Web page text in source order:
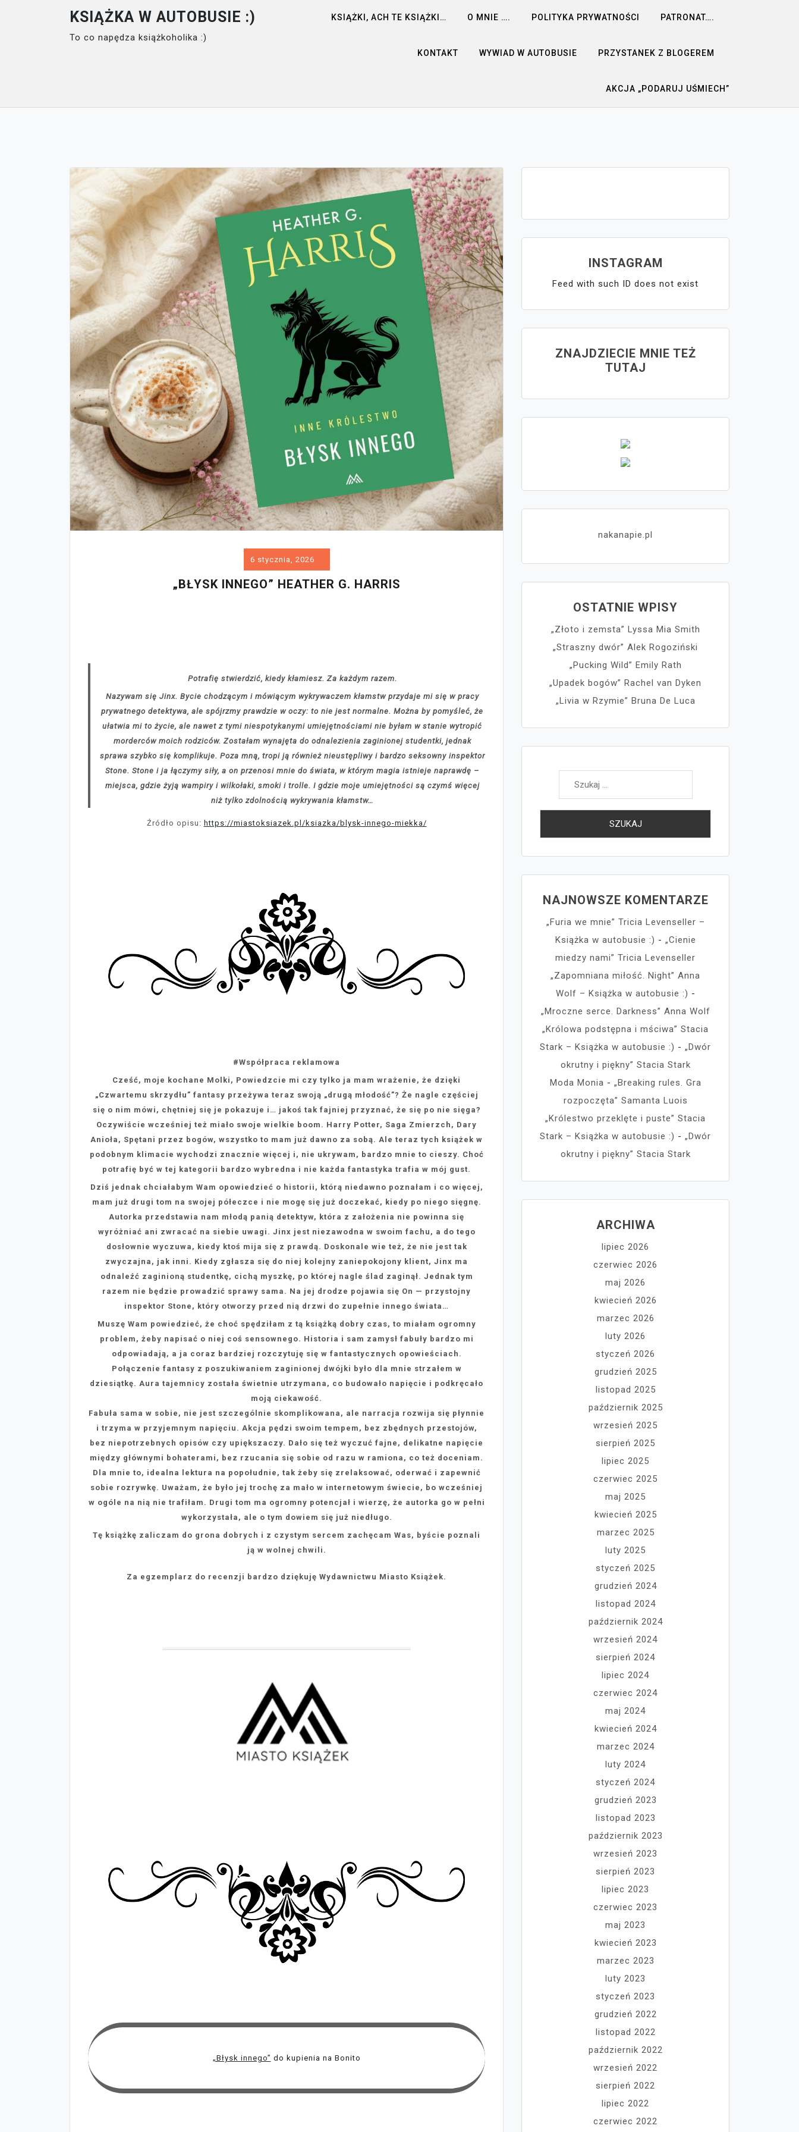
KSIĄŻKA W AUTOBUSIE :)
To co napędza książkoholika :)
KSIĄŻKI, ACH TE KSIĄŻKI… O MNIE …. POLITYKA PRYWATNOŚCI PATRONAT….
KONTAKT WYWIAD W AUTOBUSIE PRZYSTANEK Z BLOGEREM
AKCJA „PODARUJ UŚMIECH”
6 stycznia, 2026
„BŁYSK INNEGO” HEATHER G. HARRIS
Potrafię stwierdzić, kiedy kłamiesz. Za każdym razem.
Nazywam się Jinx. Bycie chodzącym i mówiącym wykrywaczem kłamstw przydaje mi się w pracy
prywatnego detektywa, ale spójrzmy prawdzie w oczy: to nie jest normalne. Można by pomyśleć, że
ułatwia mi to życie, ale nawet z tymi niespotykanymi umiejętnościami nie byłam w stanie wytropić
morderców moich rodziców. Zostałam wynajęta do odnalezienia zaginionej studentki, jednak
sprawa szybko się komplikuje. Poza mną, tropi ją również nieustępliwy i bardzo seksowny inspektor
Stone. Stone i ja łączymy siły, a on przenosi mnie do świata, w którym magia istnieje naprawdę –
miejsca, gdzie żyją wampiry i wilkołaki, smoki i trolle. I gdzie moje umiejętności są czymś więcej
niż tylko zdolnością wykrywania kłamstw…
Źródło opisu: https://miastoksiazek.pl/ksiazka/blysk-innego-miekka/
#Współpraca reklamowa
Cześć, moje kochane Molki, Powiedzcie mi czy tylko ja mam wrażenie, że dzięki
„Czwartemu skrzydłu” fantasy przeżywa teraz swoją „drugą młodość”? Że nagle częściej
się o nim mówi, chętniej się je pokazuje i… jakoś tak fajniej przyznać, że się po nie sięga?
Oczywiście wcześniej też miało swoje wielkie boom. Harry Potter, Saga Zmierzch, Dary
Anioła, Spętani przez bogów, wszystko to mam już dawno za sobą. Ale teraz tych książek w
podobnym klimacie wychodzi znacznie więcej i, nie ukrywam, bardzo mnie to cieszy. Choć
potrafię być w tej kategorii bardzo wybredna i nie każda fantastyka trafia w mój gust.
Dziś jednak chciałabym Wam opowiedzieć o historii, którą niedawno poznałam i co więcej,
mam już drugi tom na swojej półeczce i nie mogę się już doczekać, kiedy po niego sięgnę.
Autorka przedstawia nam młodą panią detektyw, która z założenia nie powinna się
wyróżniać ani zwracać na siebie uwagi. Jinx jest niezawodna w swoim fachu, a do tego
dosłownie wyczuwa, kiedy ktoś mija się z prawdą. Doskonale wie też, że nie jest tak
zwyczajna, jak inni. Kiedy zgłasza się do niej kolejny zaniepokojony klient, Jinx ma
odnaleźć zaginioną studentkę, cichą myszkę, po której nagle ślad zaginął. Jednak tym
razem nie będzie prowadzić sprawy sama. Na jej drodze pojawia się On — przystojny
inspektor Stone, który otworzy przed nią drzwi do zupełnie innego świata…
Muszę Wam powiedzieć, że choć spędziłam z tą książką dobry czas, to miałam ogromny
problem, żeby napisać o niej coś sensownego. Historia i sam zamysł fabuły bardzo mi
odpowiadają, a ja coraz bardziej rozczytuję się w fantastycznych opowieściach.
Połączenie fantasy z poszukiwaniem zaginionej dwójki było dla mnie strzałem w
dziesiątkę. Aura tajemnicy została świetnie utrzymana, co budowało napięcie i podkręcało
moją ciekawość.
Fabuła sama w sobie, nie jest szczególnie skomplikowana, ale narracja rozwija się płynnie
i trzyma w przyjemnym napięciu. Akcja pędzi swoim tempem, bez zbędnych przestojów,
bez niepotrzebnych opisów czy upiększaczy. Dało się też wyczuć fajne, delikatne napięcie
między głównymi bohaterami, bez rzucania się sobie od razu w ramiona, co też doceniam.
Dla mnie to, idealna lektura na popołudnie, tak żeby się zrelaksować, oderwać i zapewnić
sobie rozrywkę. Uważam, że było jej trochę za mało w internetowym świecie, bo wcześniej
w ogóle na nią nie trafiłam. Drugi tom ma ogromny potencjał i wierzę, że autorka go w pełni
wykorzystała, ale o tym dowiem się już niedługo.
Tę książkę zaliczam do grona dobrych i z czystym sercem zachęcam Was, byście poznali
ją w wolnej chwili.
Za egzemplarz do recenzji bardzo dziękuję Wydawnictwu Miasto Książek.
„Błysk innego” do kupienia na Bonito
INSTAGRAM
Feed with such ID does not exist
ZNAJDZIECIE MNIE TEŻ
TUTAJ
nakanapie.pl
OSTATNIE WPISY
„Złoto i zemsta” Lyssa Mia Smith
„Straszny dwór” Alek Rogoziński
„Pucking Wild” Emily Rath
„Upadek bogów” Rachel van Dyken
„Livia w Rzymie” Bruna De Luca
Szukaj:
NAJNOWSZE KOMENTARZE
„Furia we mnie” Tricia Levenseller –
Książka w autobusie :) - „Cienie
miedzy nami” Tricia Levenseller
„Zapomniana miłość. Night” Anna
Wolf – Książka w autobusie :) -
„Mroczne serce. Darkness” Anna Wolf
„Królowa podstępna i mściwa” Stacia
Stark – Książka w autobusie :) - „Dwór
okrutny i piękny” Stacia Stark
Moda Monia - „Breaking rules. Gra
rozpoczęta” Samanta Luois
„Królestwo przeklęte i puste” Stacia
Stark – Książka w autobusie :) - „Dwór
okrutny i piękny” Stacia Stark
ARCHIWA
lipiec 2026
czerwiec 2026
maj 2026
kwiecień 2026
marzec 2026
luty 2026
styczeń 2026
grudzień 2025
listopad 2025
październik 2025
wrzesień 2025
sierpień 2025
lipiec 2025
czerwiec 2025
maj 2025
kwiecień 2025
marzec 2025
luty 2025
styczeń 2025
grudzień 2024
listopad 2024
październik 2024
wrzesień 2024
sierpień 2024
lipiec 2024
czerwiec 2024
maj 2024
kwiecień 2024
marzec 2024
luty 2024
styczeń 2024
grudzień 2023
listopad 2023
październik 2023
wrzesień 2023
sierpień 2023
lipiec 2023
czerwiec 2023
maj 2023
kwiecień 2023
marzec 2023
luty 2023
styczeń 2023
grudzień 2022
listopad 2022
październik 2022
wrzesień 2022
sierpień 2022
lipiec 2022
czerwiec 2022